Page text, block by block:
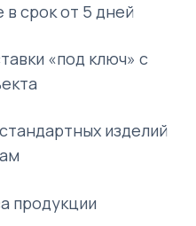
в срок от 5 дней
«под ключ» с
изделий
продукции